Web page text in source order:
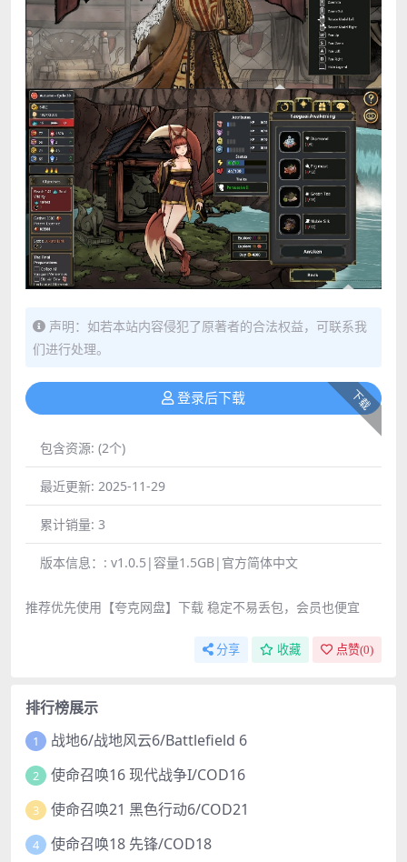
声明：如若本站内容侵犯了原著者的合法权益，可联系我
们进行处理。
下载
登录后下载
包含资源: (2个)
最近更新: 2025-11-29
累计销量: 3
版本信息：: v1.0.5|容量1.5GB|官方简体中文
推荐优先使用【夸克网盘】下载 稳定不易丢包，会员也便宜
分享 收藏 点赞(0)
排行榜展示
1 战地6/战地风云6/Battlefield 6
2 使命召唤16 现代战争I/COD16
3 使命召唤21 黑色行动6/COD21
4 使命召唤18 先锋/COD18